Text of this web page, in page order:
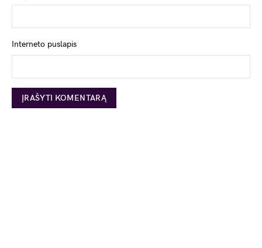
Interneto puslapis